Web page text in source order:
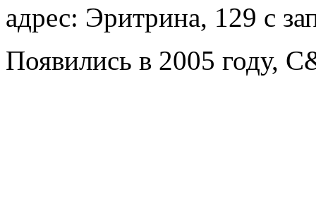
адрес: Эритрина, 129 с
Появились в 2005 году,